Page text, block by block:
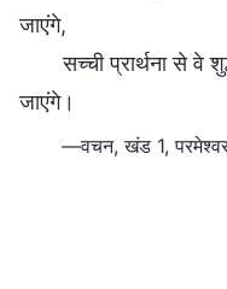
जाएंगे,
सच्ची प्रार्थना से वे
जाएंगे।
—वचन, खंड 1, परमेश्वर